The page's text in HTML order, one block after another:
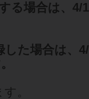
る場合は、
した場合は、
。